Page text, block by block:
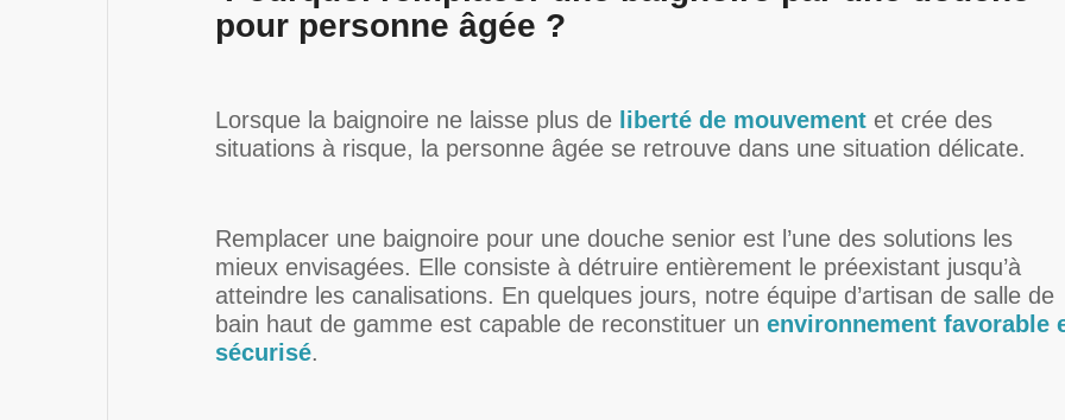
pour personne âgée ?
Lorsque la baignoire ne laisse plus de liberté de mouvement et crée des
situations à risque, la personne âgée se retrouve dans une situation délicate.
Remplacer une baignoire pour une douche senior est l’une des solutions les
mieux envisagées. Elle consiste à détruire entièrement le préexistant jusqu’à
atteindre les canalisations. En quelques jours, notre équipe d’artisan de salle de
bain haut de gamme est capable de reconstituer un environnement favorable
sécurisé.